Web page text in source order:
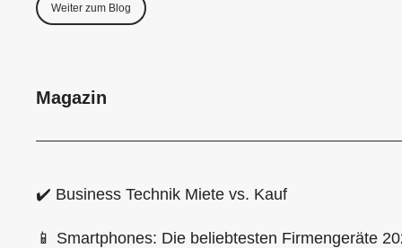
Weiter zum Blog
Magazin
✔️ Business Technik Miete vs. Kauf
📱 Smartphones: Die beliebtesten Firmengeräte